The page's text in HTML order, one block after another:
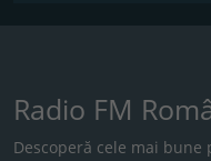
Radio FM
Descoperă cele mai